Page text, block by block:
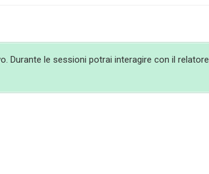
Durante le sessioni potrai interagire con il relatore